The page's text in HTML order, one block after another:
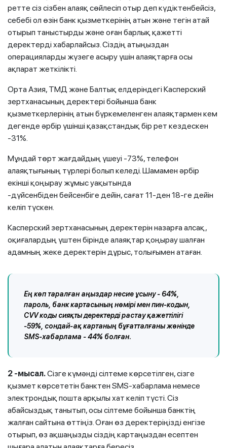
ретте сіз сізбен алаяқ сөйлесіп отыр деп күдіктенбейсіз,
себебі ол өзін банк қызметкерінің атын және тегін атай
отырып таныстырды және оған барлық қажетті
деректерді хабарлайсыз. Сіздің атыңыздан
операцияларды жүзеге асыру үшін алаяқтарға осы
ақпарат жеткілікті.
Орта Азия, ТМД және Балтық елдеріндегі Касперский
зертханасының деректері бойынша банк
қызметкерлерінің атын бүркемеленген алаяқтармен кем
дегенде әрбір үшінші қазақстандық бір рет кездескен
-31%.
Мұндай төрт жағдайдың үшеуі -73%, телефон
алаяқтығының түрлері болып келеді. Шамамен әрбір
екінші қоңырау жұмыс уақытында
-дүйсенбіден бейсенбіге дейін, сағат 11-ден 18-ге дейін
келіп түскен.
Касперский зертханасының деректерін назарға алсақ,
оқиғалардың үштен бірінде алаяқтар қоңырау шалған
адамның жеке деректерін дұрыс, толығымен атаған.
Ең көп таралған аңыздар несие ұсыну - 64%,
пароль, банк картасының нөмірі мен пин-кодын,
CVV коды сияқты деректерді растау қажеттілігі
-59%, сондай-ақ картаның бұғатталғаны жөнінде
SMS-хабарлама - 44% болған.
2 -мысал.Сізге күмәнді сілтеме көрсетілген, сізге
қызмет көрсететін банктен SMS-хабарлама немесе
электрондық пошта арқылы хат келіп түсті. Сіз
абайсыздық танытып, осы сілтеме бойынша банктің
жалған сайтына өттіңіз. Оған өз деректеріңізді енгізе
отырып, өз ақшаңызды сіздің картаңыздан есептен